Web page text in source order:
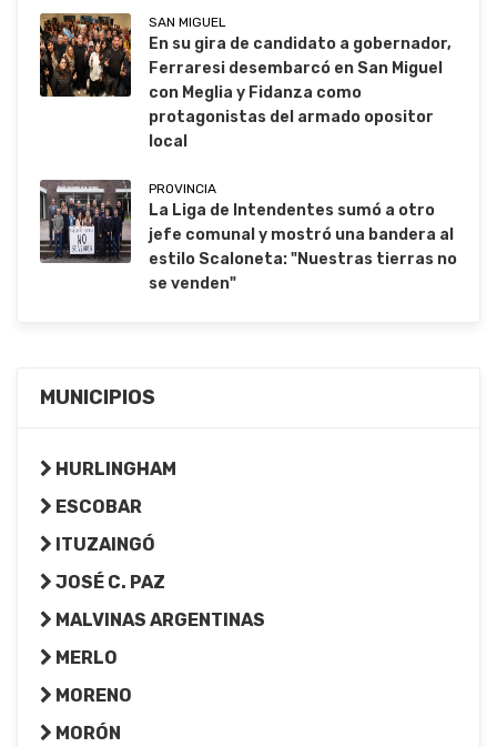
SAN MIGUEL
En su gira de candidato a gobernador,
Ferraresi desembarcó en San Miguel
con Meglia y Fidanza como
protagonistas del armado opositor
local
PROVINCIA
La Liga de Intendentes sumó a otro
jefe comunal y mostró una bandera al
estilo Scaloneta: "Nuestras tierras no
se venden"
MUNICIPIOS
HURLINGHAM
ESCOBAR
ITUZAINGÓ
JOSÉ C. PAZ
MALVINAS ARGENTINAS
MERLO
MORENO
MORÓN